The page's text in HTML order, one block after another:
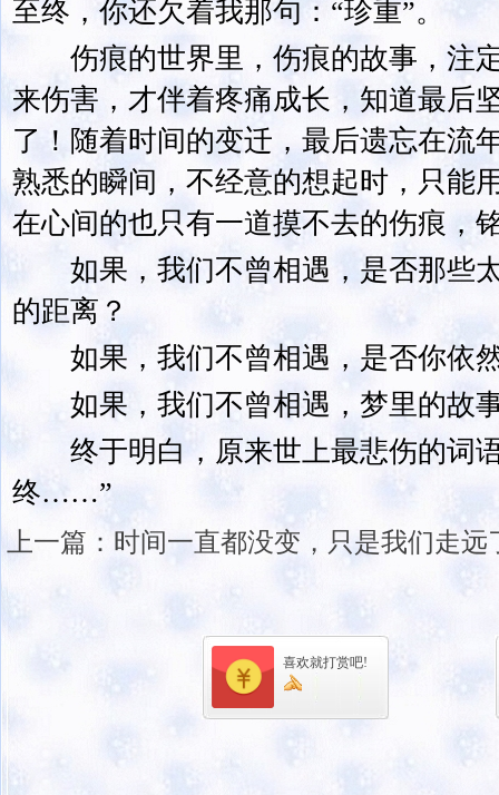
至终，你还欠着我那句：“珍重”。
伤痕的世界里，伤痕的故事，注
来伤害，才伴着疼痛成长，知道最后
了！随着时间的变迁，最后遗忘在流
熟悉的瞬间，不经意的想起时，只能
在心间的也只有一道摸不去的伤痕，
如果，我们不曾相遇，是否那些
的距离？
如果，我们不曾相遇，是否你依
如果，我们不曾相遇，梦里的故
终于明白，原来世上最悲伤的词语
终……”
上一篇： 时间一直都没变，只是我们走远
喜欢就打赏吧!